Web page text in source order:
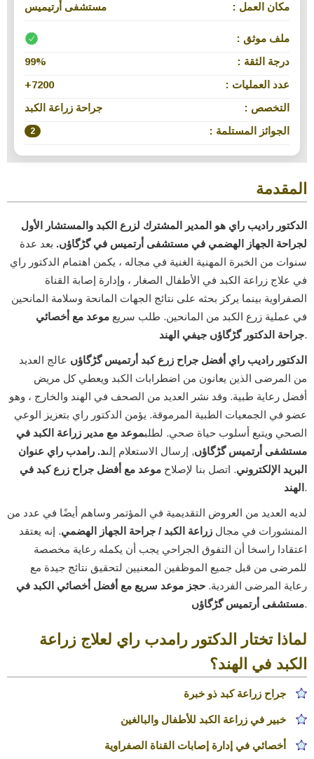
مكان العمل : مستشفى أرتيميس
ملف موثق :
درجة الثقة :
99%
عدد العمليات :
7200+
التخصص :
جراحة زراعة الكبد
الجوائز المستلمة :
2
المقدمة
الدكتور راديب راي هو المدير المشترك لزرع الكبد والمستشار الأول
لجراحة الجهاز الهضمي في مستشفى أرتميس في گڑگاؤں. بعد عدة
سنوات من الخبرة المهنية الغنية في مجاله ، يكمن اهتمام الدكتور راي
في علاج زراعة الكبد في الأطفال الصغار ، وإدارة إصابة القناة
الصفراوية بينما يركز بحثه على نتائج الجهات المانحة وسلامة المانحين
في عملية زرع الكبد من المانحين. طلب سريع موعد مع أخصائي
جراحة الدكتور گڑگاؤں جيفي الهند.
الدكتور راديب راي أفضل جراح زرع كبد أرتميس گڑگاؤں عالج العديد
من المرضى الذين يعانون من اضطرابات الكبد ويعطي كل مريض
أفضل رعاية طبية. وقد نشر العديد من الصحف في الهند والخارج ، وهو
عضو في الجمعيات الطبية المرموقة. يؤمن الدكتور راي بتعزيز الوعي
الصحي ويتبع أسلوب حياة صحي. لطلبموعد مع مدير زراعة الكبد في
مستشفى أرتميس گڑگاؤں, إرسال الاستعلام إلىد. رامدب راي عنوان
البريد الإلكتروني. اتصل بنا لإصلاح موعد مع أفضل جراح زرع كبد في
الهند .
لديه العديد من العروض التقديمية في المؤتمر وساهم أيضًا في عدد من
المنشورات في مجال زراعة الكبد / جراحة الجهاز الهضمي. إنه يعتقد
اعتقادا راسخا أن التفوق الجراحي يجب أن يكمله رعاية مخصصة
للمرضى من قبل جميع الموظفين المعنيين لتحقيق نتائج جيدة مع
رعاية المرضى الفردية. حجز موعد سريع مع أفضل أخصائي الكبد في
مستشفى أرتميس گڑگاؤں.
لماذا تختار الدكتور رامدب راي لعلاج زراعة
الكبد في الهند؟
جراح زراعة كبد ذو خبرة
خبير في زراعة الكبد للأطفال والبالغين
أخصائي في إدارة إصابات القناة الصفراوية